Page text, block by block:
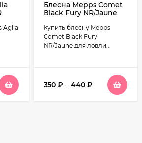
Aglia
Блесна Mepps Comet
Black Fury NR/Jaune
Купить блесну Mepps
Comet Black Fury
NR/Jaune для ловли...
350 ₽ – 440 ₽